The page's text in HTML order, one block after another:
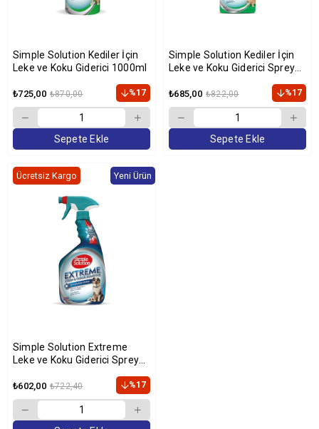
Simple Solution Kediler İçin
Leke ve Koku Giderici 1000ml
₺725,00 ₺870,00 %17
Sepete Ekle
Simple Solution Kediler İçin
Leke ve Koku Giderici Sprey
₺685,00 ₺822,00 %17
Sepete Ekle
Simple Solution Extreme
Leke ve Koku Giderici Sprey
₺602,00 ₺722,40 %17
Ücretsiz Kargo Yeni Ürün